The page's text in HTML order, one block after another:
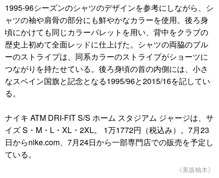
1995-96シーズンのシャツのデザインを参考にしながら、シ
ャツの袖や肩骨の部分にも鮮やかなカラーを使用。後ろ身
頃にかけても同じカラーパレットを用い、背中をクラブの
歴史上初めて全面レッドに仕上げた。シャツの両脇のブル
ーのストライプは、同系カラーのストライプがショーツに
つながりを持たせている。後ろ身頃の首の内側には、小さ
なスペイン国旗と記念となる1995/96と2015/16を記してい
る。
ナイキ ATM DRI-FIT S/S ホーム スタジアム ジャージは、サ
イズ S・M・L・XL・2XL。 1万1772円（税込み）。7月23
日からnike.com、7月24日から一部専門店での販売を予定し
ている。
《美坂柚木》